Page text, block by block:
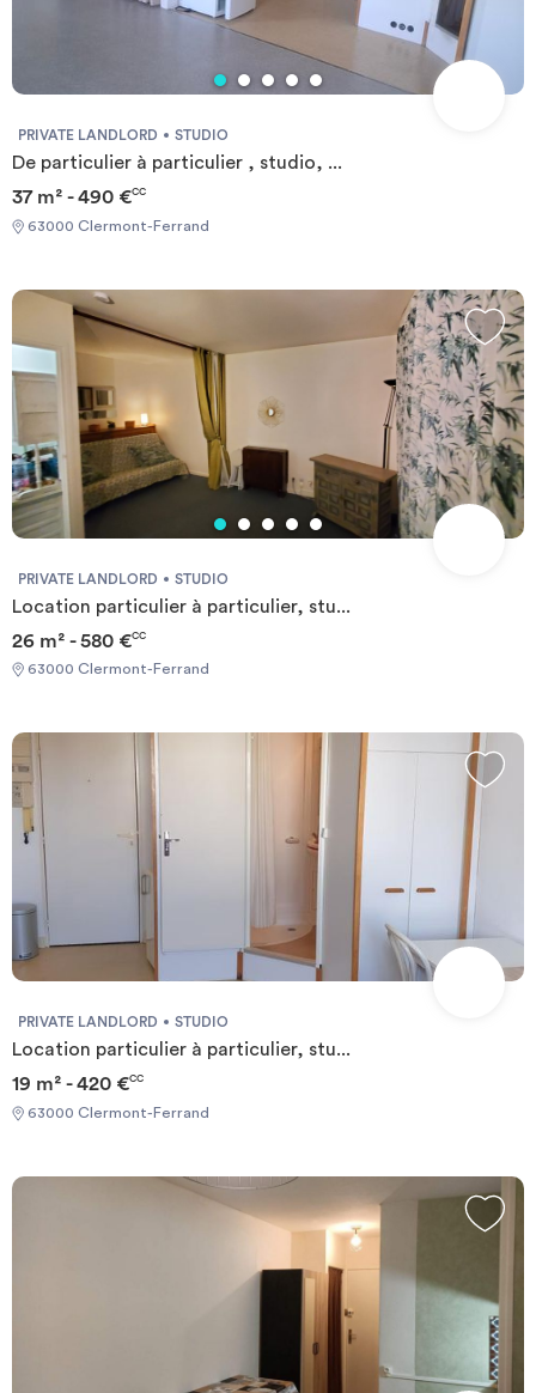
PRIVATE LANDLORD STUDIO
De particulier à particulier , studio, ...
37 m² - 490 €CC
63000 Clermont-Ferrand
PRIVATE LANDLORD STUDIO
Location particulier à particulier, stu...
26 m² - 580 €CC
63000 Clermont-Ferrand
PRIVATE LANDLORD STUDIO
Location particulier à particulier, stu...
19 m² - 420 €CC
63000 Clermont-Ferrand